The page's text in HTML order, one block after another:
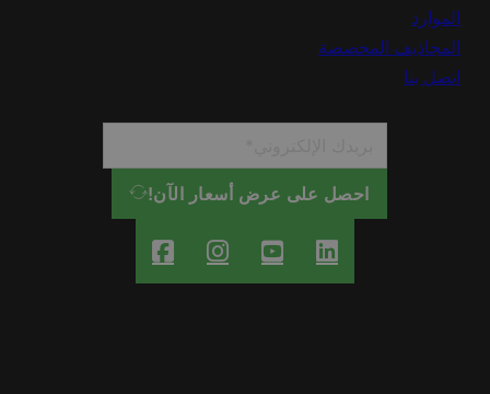
الموارد
المجاذيف المخصصة
اتصل بنا
احصل على عرض أسعار الآن!